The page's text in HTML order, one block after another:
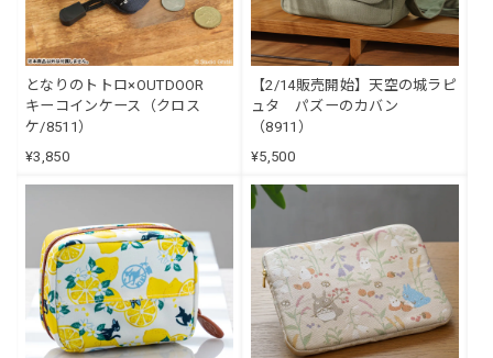
となりのトトロ×OUTDOOR
キーコインケース（クロス
ケ/8511）
¥3,850
【2/14販売開始】天空の城ラピ
ュタ パズーのカバン
（8911）
¥5,500